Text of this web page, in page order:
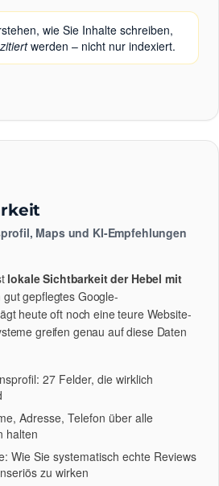
wie Sie Inhalte schreiben,
werden – nicht nur indexiert.
Maps und KI-Empfehlungen
lokale Sichtbarkeit der Hebel mit
gut gepflegtes Google-
heute oft noch eine teure Website-
greifen genau auf diese Daten
27 Felder, die wirklich
Adresse, Telefon über alle
halten
Wie Sie systematisch echte Reviews
zu wirken